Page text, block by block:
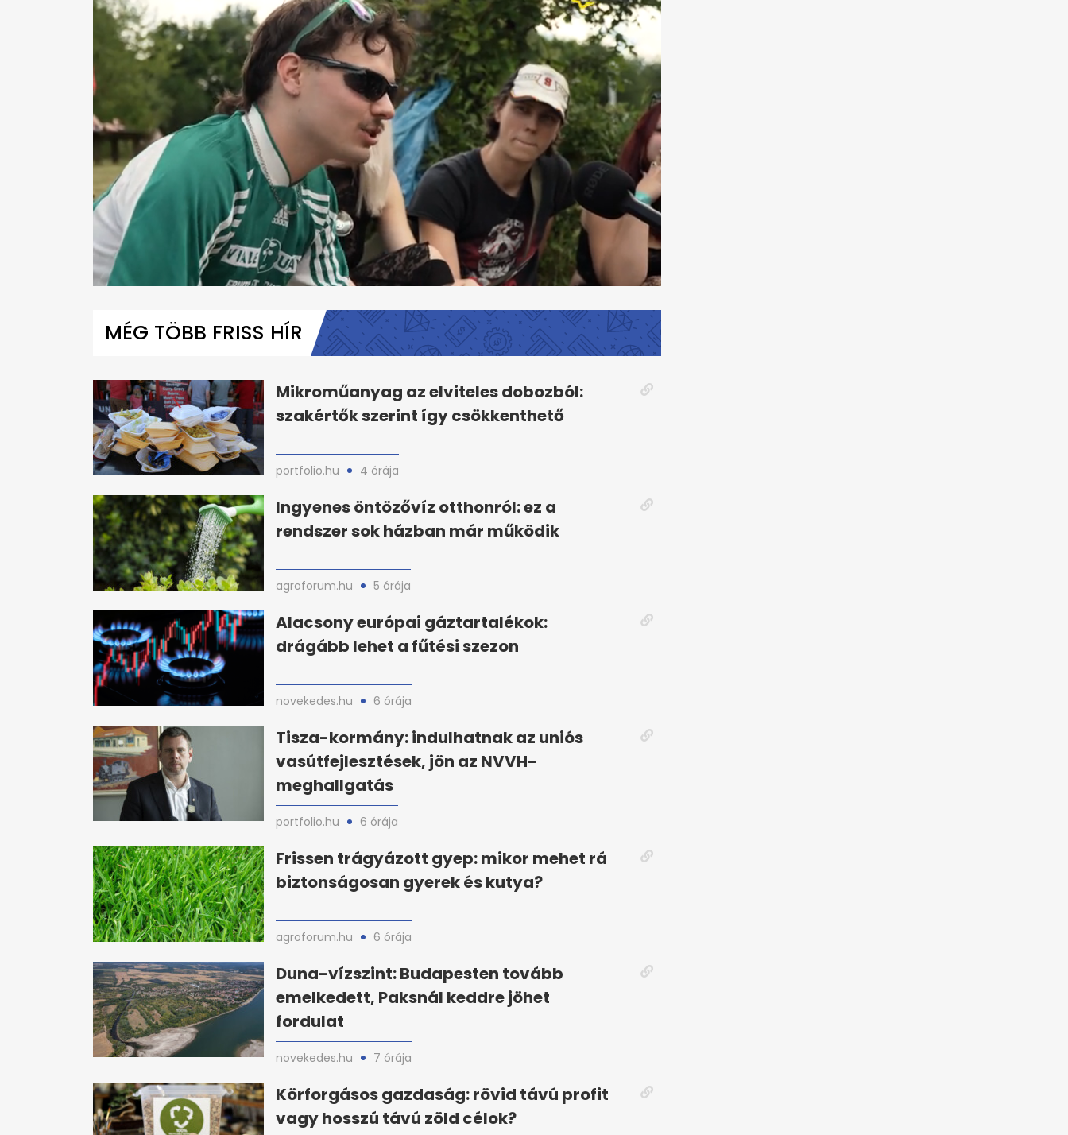
minutes,
0%
MÉG TÖBB FRISS HÍR
Mikroműanyag az elviteles dobozból:
szakértők szerint így csökkenthető
portfolio.hu 4 órája
Ingyenes öntözővíz otthonról: ez a
rendszer sok házban már működik
agroforum.hu 5 órája
Alacsony európai gáztartalékok:
drágább lehet a fűtési szezon
novekedes.hu 6 órája
Tisza-kormány: indulhatnak az uniós
vasútfejlesztések, jön az NVVH-
meghallgatás
portfolio.hu 6 órája
Frissen trágyázott gyep: mikor mehet rá
biztonságosan gyerek és kutya?
agroforum.hu 6 órája
Duna-vízszint: Budapesten tovább
emelkedett, Paksnál keddre jöhet
fordulat
novekedes.hu 7 órája
Körforgásos gazdaság: rövid távú profit
vagy hosszú távú zöld célok?